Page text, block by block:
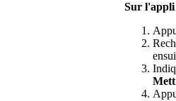
Sur l'appli